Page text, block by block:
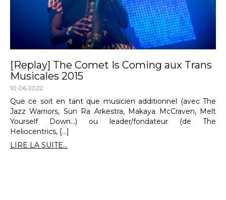
[Replay] The Comet Is Coming aux Trans
Musicales 2015
10.06.2022
Que ce soit en tant que musicien additionnel (avec The
Jazz Warriors, Sun Ra Arkestra, Makaya McCraven, Melt
Yourself Down…) ou leader/fondateur (de The
Heliocentrics, […]
LIRE LA SUITE...